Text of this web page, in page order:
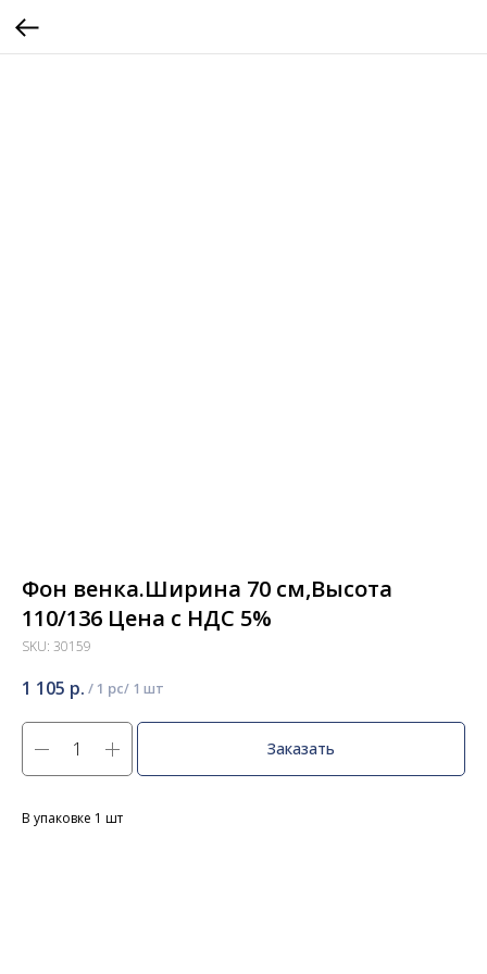
Фон венка.Ширина 70 см,Высота
110/136 Цена с НДС 5%
SKU: 30159
1 105 р. / 1 pc
Заказать
В упаковке 1 шт